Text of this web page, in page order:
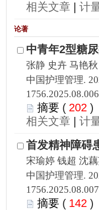
|
1756.2025.08.006
202 )
|
1756.2025.08.007
142 )